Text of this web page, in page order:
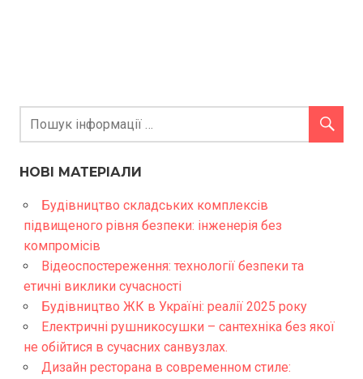
НОВІ МАТЕРІАЛИ
Будівництво складських комплексів
підвищеного рівня безпеки: інженерія без
компромісів
Відеоспостереження: технології безпеки та
етичні виклики сучасності
Будівництво ЖК в Україні: реалії 2025 року
Електричні рушникосушки – сантехніка без якої
не обійтися в сучасних санвузлах.
Дизайн ресторана в современном стиле: